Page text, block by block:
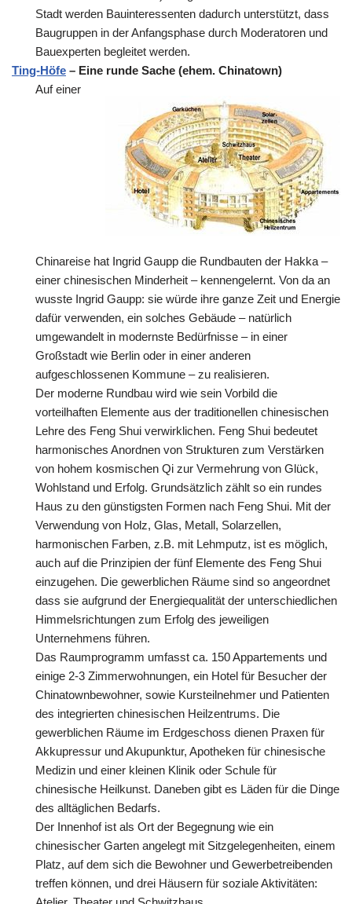
Stadt werden Bauinteressenten dadurch unterstützt, dass
Baugruppen in der Anfangsphase durch Moderatoren und
Bauexperten begleitet werden.
Ting-Höfe – Eine runde Sache (ehem. Chinatown)
Auf einer
Chinareise hat Ingrid Gaupp die Rundbauten der Hakka –
einer chinesischen Minderheit – kennengelernt. Von da an
wusste Ingrid Gaupp: sie würde ihre ganze Zeit und Energie
dafür verwenden, ein solches Gebäude – natürlich
umgewandelt in modernste Bedürfnisse – in einer
Großstadt wie Berlin oder in einer anderen
aufgeschlossenen Kommune – zu realisieren.
Der moderne Rundbau wird wie sein Vorbild die
vorteilhaften Elemente aus der traditionellen chinesischen
Lehre des Feng Shui verwirklichen. Feng Shui bedeutet
harmonisches Anordnen von Strukturen zum Verstärken
von hohem kosmischen Qi zur Vermehrung von Glück,
Wohlstand und Erfolg. Grundsätzlich zählt so ein rundes
Haus zu den günstigsten Formen nach Feng Shui. Mit der
Verwendung von Holz, Glas, Metall, Solarzellen,
harmonischen Farben, z.B. mit Lehmputz, ist es möglich,
auch auf die Prinzipien der fünf Elemente des Feng Shui
einzugehen. Die gewerblichen Räume sind so angeordnet
dass sie aufgrund der Energiequalität der unterschiedlichen
Himmelsrichtungen zum Erfolg des jeweiligen
Unternehmens führen.
Das Raumprogramm umfasst ca. 150 Appartements und
einige 2-3 Zimmerwohnungen, ein Hotel für Besucher der
Chinatownbewohner, sowie Kursteilnehmer und Patienten
des integrierten chinesischen Heilzentrums. Die
gewerblichen Räume im Erdgeschoss dienen Praxen für
Akkupressur und Akupunktur, Apotheken für chinesische
Medizin und einer kleinen Klinik oder Schule für
chinesische Heilkunst. Daneben gibt es Läden für die Dinge
des alltäglichen Bedarfs.
Der Innenhof ist als Ort der Begegnung wie ein
chinesischer Garten angelegt mit Sitzgelegenheiten, einem
Platz, auf dem sich die Bewohner und Gewerbetreibenden
treffen können, und drei Häusern für soziale Aktivitäten: